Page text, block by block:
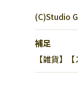
(C)Studio
補足
【雑貨】